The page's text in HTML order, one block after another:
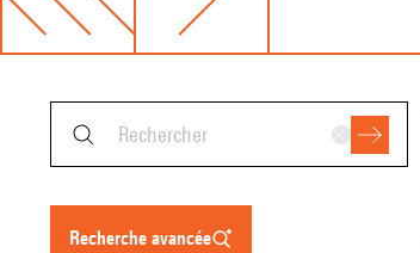
recherche avancée